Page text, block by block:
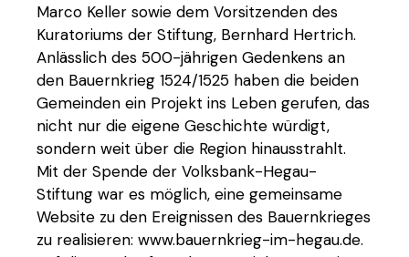
Marco Keller sowie dem Vorsitzenden des
Kuratoriums der Stiftung, Bernhard Hertrich.
Anlässlich des 500-jährigen Gedenkens an
den Bauernkrieg 1524/1525 haben die beiden
Gemeinden ein Projekt ins Leben gerufen, das
nicht nur die eigene Geschichte würdigt,
sondern weit über die Region hinausstrahlt.
Mit der Spende der Volksbank-Hegau-
Stiftung war es möglich, eine gemeinsame
Website zu den Ereignissen des Bauernkrieges
zu realisieren: www.bauernkrieg-im-hegau.de.